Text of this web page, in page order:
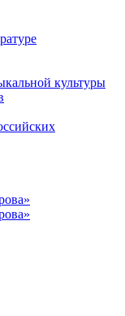
культуры